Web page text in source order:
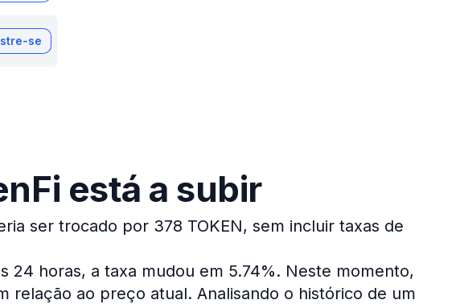
se
está a subir
ser trocado por 378 TOKEN, sem incluir taxas de
24 horas, a taxa mudou em 5.74%. Neste momento,
relação ao preço atual. Analisando o histórico de um